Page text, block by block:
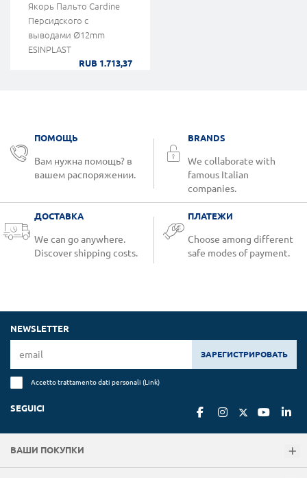
Якорь Пальто Cardine
Персидского с
выводами Ø12mm
ESINPLAST
RUB 1.713,37
ПОМОЩЬ
Вам нужна помощь? в
вашем распоряжении.
BRANDS
We collaborate with
famous Italian
companies.
ДОСТАВКА
We can go anywhere.
Discover shipping costs.
ПЛАТЕЖИ
Choose among different
safe modes of payment.
NEWSLETTER
ЗАРЕГИСТРИРОВАТЬ
Accetto trattamento dati personali (Link)
SEGUICI
ВАШИ ПОКУПКИ